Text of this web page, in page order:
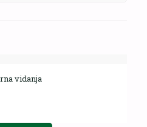
vidanja